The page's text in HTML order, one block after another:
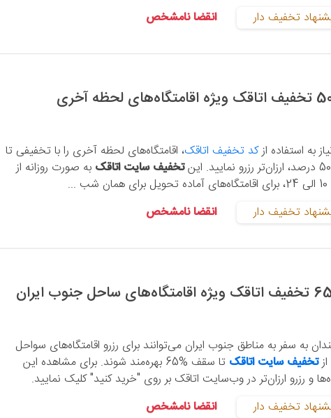
تخفیف دار
انقضا نامشخص
به استفاده ازکد تخفیف اتاقک، اقامتگاه‌های لحظه آخری را با تخفیفی تا
تخفیف سایت اتاقک به صورت روزانه از
تخفیف دار
انقضا نامشخص
به سفر به مناطق جنوب ایران می‌توانند برای رزرو اقامتگاه‌های سواحل
تخفیف سایت اتاقک
تا سقف %65 بهره‌مند شوند. برای مشاهده این
و رزرو ارزان‌تر در وب‌سایت اتاقک بر روی "خرید کنید" کلیک نمایید.
تخفیف دار
انقضا نامشخص